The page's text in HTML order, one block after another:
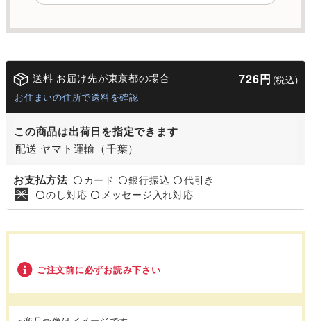
送料 お届け先が東京都の場合 726円 (税込)
お住まいの住所で送料を確認
この商品は出荷日を指定できます
配送 ヤマト運輸（千葉）
お支払方法 〇 カード 〇銀行振込 〇代引き
〇のし対応 〇 メッセージ入れ対応
ご注文前に必ずお読み下さい